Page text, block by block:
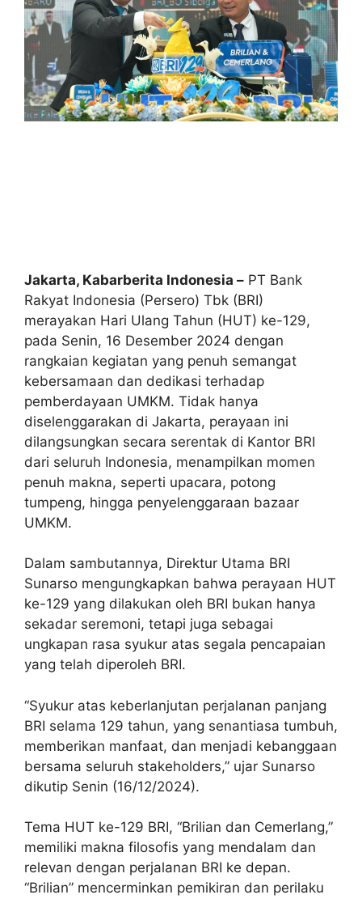
Jakarta, Kabarberita Indonesia – PT Bank
Rakyat Indonesia (Persero) Tbk (BRI)
merayakan Hari Ulang Tahun (HUT) ke-129,
pada Senin, 16 Desember 2024 dengan
rangkaian kegiatan yang penuh semangat
kebersamaan dan dedikasi terhadap
pemberdayaan UMKM. Tidak hanya
diselenggarakan di Jakarta, perayaan ini
dilangsungkan secara serentak di Kantor BRI
dari seluruh Indonesia, menampilkan momen
penuh makna, seperti upacara, potong
tumpeng, hingga penyelenggaraan bazaar
UMKM.
Dalam sambutannya, Direktur Utama BRI
Sunarso mengungkapkan bahwa perayaan HUT
ke-129 yang dilakukan oleh BRI bukan hanya
sekadar seremoni, tetapi juga sebagai
ungkapan rasa syukur atas segala pencapaian
yang telah diperoleh BRI.
“Syukur atas keberlanjutan perjalanan panjang
BRI selama 129 tahun, yang senantiasa tumbuh,
memberikan manfaat, dan menjadi kebanggaan
bersama seluruh stakeholders,” ujar Sunarso
dikutip Senin (16/12/2024).
Tema HUT ke-129 BRI, “Brilian dan Cemerlang,”
memiliki makna filosofis yang mendalam dan
relevan dengan perjalanan BRI ke depan.
“Brilian” mencerminkan pemikiran dan perilaku